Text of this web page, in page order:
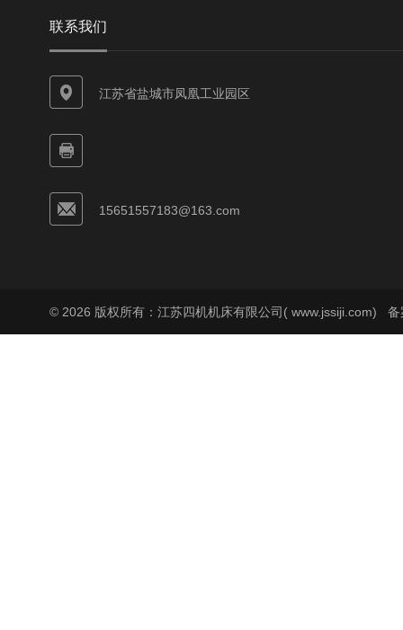
联系我们
江苏省盐城市凤凰工业园区
15651557183@163.com
© 2026 版权所有：江苏四机机床有限公司( www.jssiji.com) 备